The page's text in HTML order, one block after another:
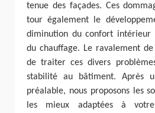
tenue des façades. Ces
tour également le
diminution du confort intérieur
du chauffage. Le ravalement
de traiter ces divers
stabilité au bâtiment. Après
préalable, nous proposons les
les mieux adaptées à